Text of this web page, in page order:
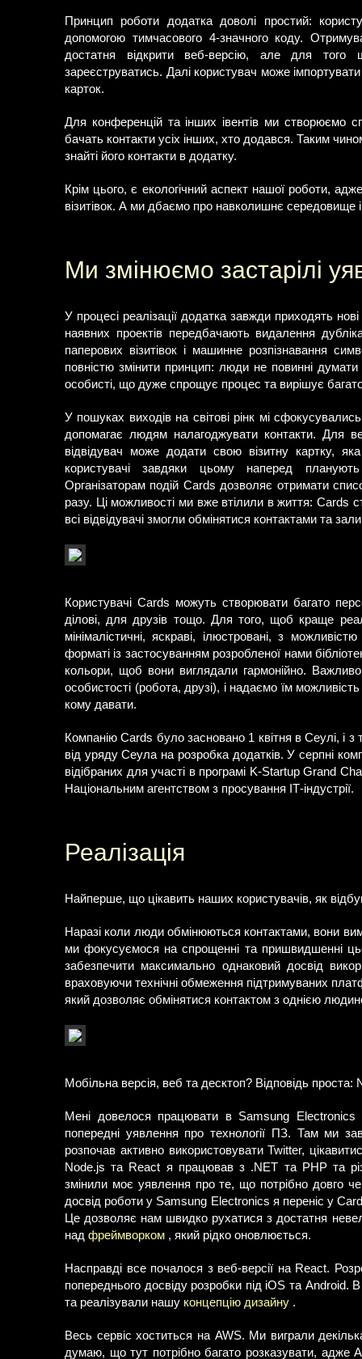
Принцип роботи додатка доволі простий:
допомогою тимчасового 4-значного коду.
достатня відкрити веб-версію, але для того
зареєструватись. Далі користувач може
карток.
Для конференцій та інших івентів ми створюємо
бачать контакти усіх інших, хто додався. Таким
знайті його контакти в додатку.
Крім цього, є екологічний аспект нашої роботи,
візитівок. А ми дбаємо про навколишнє середовище
Ми змінюємо застарілі
У процесі реалізації додатка завжди приходять
наявних проектів передбачають видалення
паперових візитівок і машинне розпізнавання
повністю змінити принцип: люди не повинні
особисті, що дуже спрощує процес та вирішує
У пошуках виходів на світові рінк мі
допомагає людям налагоджувати контакти. Для
відвідувач може додати свою візитну картку,
користувачі завдяки цьому наперед планують
Організаторам подій Cards дозволяє отримати
разу. Ці можливості ми вже втілили в життя: Cards
всі відвідувачі змогли обмінятися контактами та
Користувачі Cards можуть створювати багато
ділові, для друзів тощо. Для того, щоб краще
мінімалістичні, яскраві, ілюстровані, з
форматі із застосуванням розробленої нами
кольори, щоб вони виглядали гармонійно.
особистості (робота, друзі), і надаємо їм
кому давати.
Компанію Cards було засновано 1 квітня в Сеулі, і
від уряду Сеула на розробка додатків. У серпні
відібраних для участі в програмі K-Startup Grand
Національним агентством з просування ІТ-індустрії.
Реалізація
Найперше, що цікавить наших користувачів, як
Наразі коли люди обмінюються контактами, вони
ми фокусуємося на спрощенні та пришвидшенні
забезпечити максимально однаковий досвід
враховуючи технічні обмеження підтримуваних
який дозволяє обмінятися контактом з однією
Мобільна версія, веб та десктоп? Відповідь проста:
Мені довелося працювати в Samsung Electronics
попередні уявлення про технології ПЗ. Там ми
розпочав активно використовувати Twitter,
Node.js та React я працював з .NET та PHP та
змінили моє уявлення про те, що потрібно довго
досвід роботи у Samsung Electronics я переніс у
Це дозволяє нам швидко рухатися з достатня
над фреймворком , який рідко оновлюється.
Насправді все почалося з веб-версії на React.
попереднього досвіду розробки під iOS та Android.
та реалізували нашу концепцію дизайну .
Весь сервіс хоститься на AWS. Ми виграли
думаю, що тут потрібно багато розказувати,